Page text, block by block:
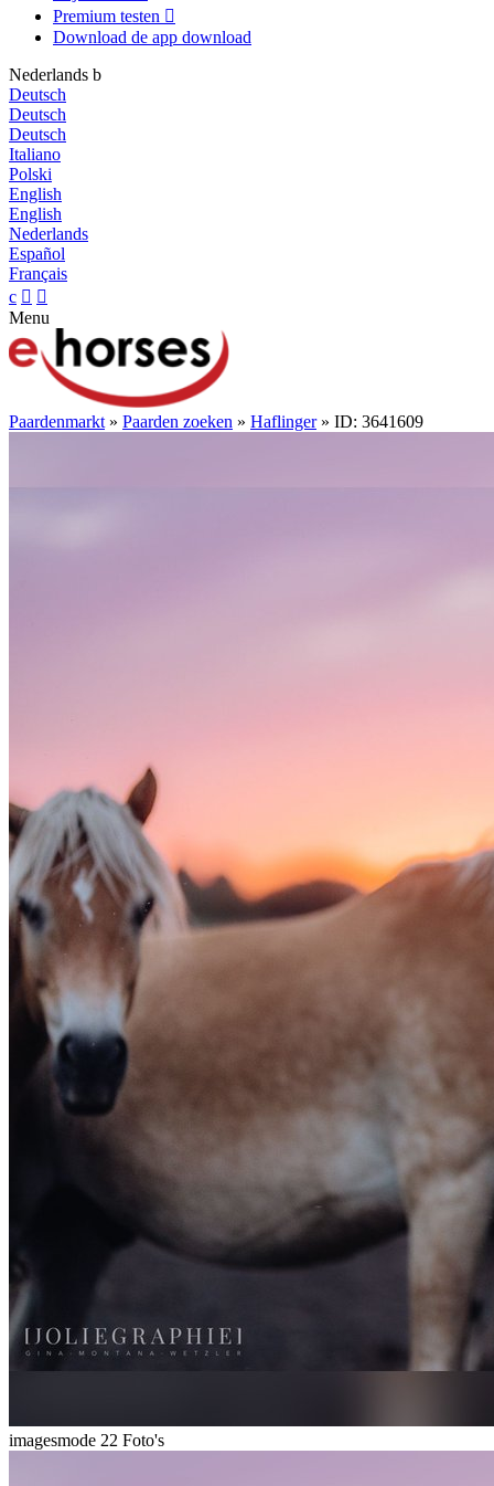
Premium testen 
Download de app download
Nederlands b
Deutsch
Deutsch
Deutsch
Italiano
Polski
English
English
Nederlands
Español
Français
c  
Menu
Paardenmarkt » Paarden zoeken » Haflinger» ID: 3641609
imagesmode 22 Foto's